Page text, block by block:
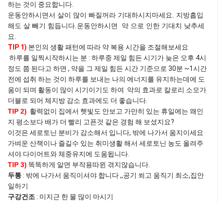
하는 것이 중요합니다.
운동안하시면서 살이 많이 빠질꺼라 기대하시지마세요. 지방흡입
해도 살 빼기 힘듭니다.운동안하시면 약 으로 인한 기대치 낮추세
요.
TIP 1) 본인의 생활 패턴에 따라 약 복용 시간을 조절해보세요
하루를 일찍시작하시는 분 : 하루중 제일 힘든 시기가 늦은 오후 4시
정도 쯤 된다고 하면 , 약을 그 제일 힘든 시간 기준으로 30분 ~1시간
전에 섭취 하는 것이 하루를 보내는 나의 에너지를 유지하는데에 도
움이 되며 활동이 많이 시기이기도 하여 약의 효과로 칼로리 소모가
더블로 되어 체지방 감소 효과에도 더 좋습니다.
TIP 2) 활력없이 집에서 햇빛도 안보고 가만히 있는 휴일에는 왜인
지 평소보다 배가 더 빨리 고픈것 같은 경험 해 보셨지요?
이것은 세로토닌 분비가 감소해서 입니다, 밖에 나가서 움지이세요
가벼운 산책이나 즐길수 있는 취미생활 해서 세로토닌 농도 올려주
셔야 다이어트와 체중유지에 도움됩니다.
TIP 3) 똑똑하게 알면 부작용따윈 겪지않습니다.
두통: 밖에 나가서 움직이셔야 합니다 ,,공기 쐬고 움직기 최소,집안
일하기
구강건조: 미지근 한 물 많이 마시기